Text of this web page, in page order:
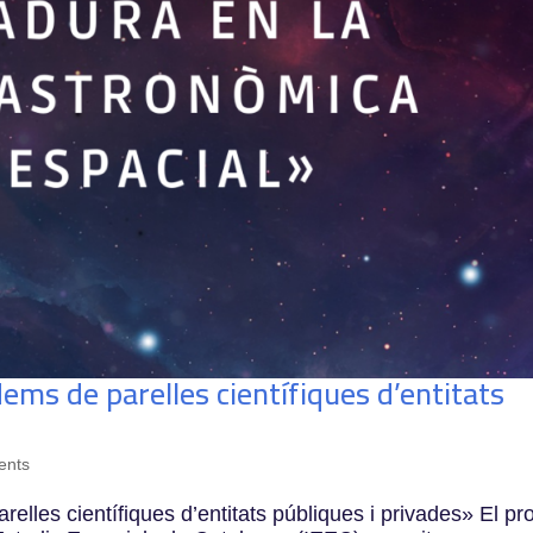
de parelles científiques d’entitats
científiques d’entitats públiques i privades» El